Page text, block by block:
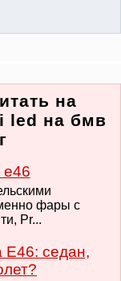
на
led на бмв
е46
фары с
Pr...
Е46: седан,